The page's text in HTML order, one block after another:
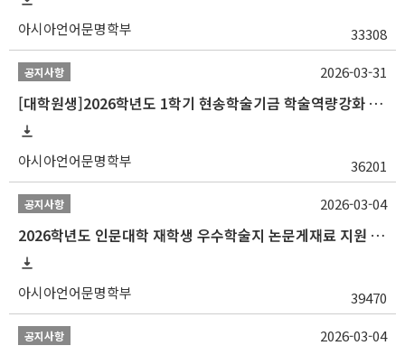
아시아언어문명학부 33308
공지사항
[대학원생]2026학년도 1학기 현송학술기금 학술역량강화 사업 안내
아시아언어문명학부 36201
2026-03-31
공지사항
2026학년도 인문대학 재학생 우수학술지 논문게재료 지원 안내
아시아언어문명학부 39470
2026-03-04
공지사항 2026-03-04